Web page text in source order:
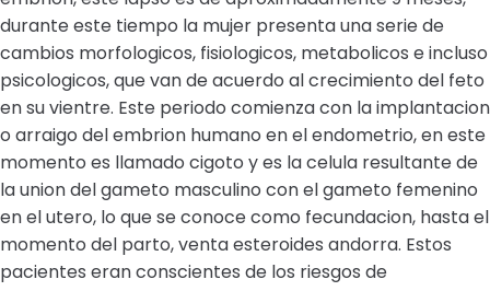
durante este tiempo la mujer presenta una serie de
cambios morfologicos, fisiologicos, metabolicos e incluso
psicologicos, que van de acuerdo al crecimiento del feto
en su vientre. Este periodo comienza con la implantacion
o arraigo del embrion humano en el endometrio, en este
momento es llamado cigoto y es la celula resultante de
la union del gameto masculino con el gameto femenino
en el utero, lo que se conoce como fecundacion, hasta el
momento del parto, venta esteroides andorra. Estos
pacientes eran conscientes de los riesgos de